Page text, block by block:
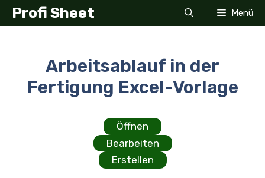
Zum
InhaltProfi Sheet Menü
Arbeitsablauf in der
Fertigung Excel-Vorlage
Öffnen
Bearbeiten
Erstellen